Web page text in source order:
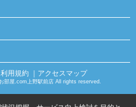
利用規約 ｜アクセスマップ
部屋.com上野駅前店 All rights reserved.